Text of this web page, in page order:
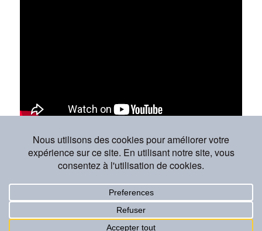
Georges
Ce contenu a été publié dansNon classé par Georges . Mettez-le en
favori avec sonpermalien .
Fièrement propulsé par WordPress